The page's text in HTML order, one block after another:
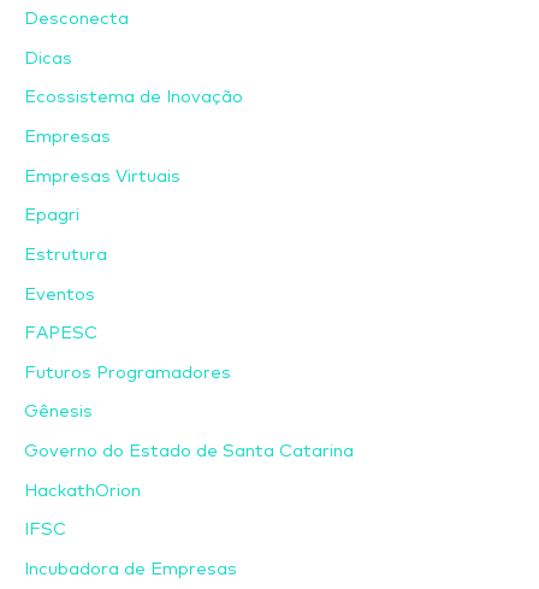
Desconecta
Dicas
Ecossistema de Inovação
Empresas
Empresas Virtuais
Epagri
Estrutura
Eventos
FAPESC
Futuros Programadores
Gênesis
Governo do Estado de Santa Catarina
HackathOrion
IFSC
Incubadora de Empresas